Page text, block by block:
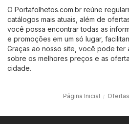
O Portafolhetos.com.br reúne
catálogos mais atuais, além de
você possa encontrar todas as
e promoções em um só lugar,
Graças ao nosso site, você pode ter
sobre os melhores preços e as
cidade.
Página Inicial